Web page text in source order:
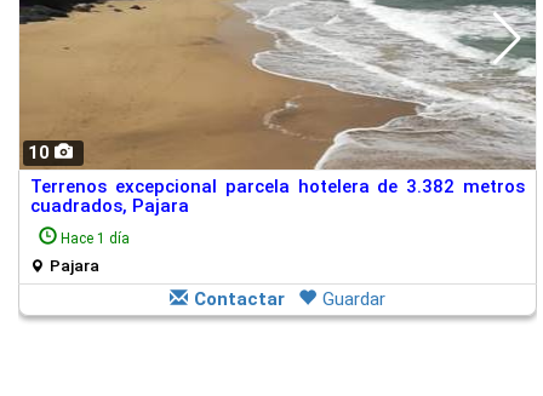
10
Terrenos excepcional parcela hotelera de 3.382 metros
cuadrados, Pajara
Hace 1 día
Pajara
Contactar Guardar